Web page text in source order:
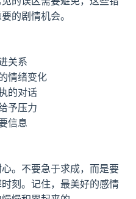
的剧情机会。
关系
情绪变化
的对话
予压力
信息
。不要急于求成，而是要
刻。记住，最美好的感情